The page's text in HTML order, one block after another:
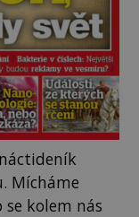
Mícháme
kolem nás